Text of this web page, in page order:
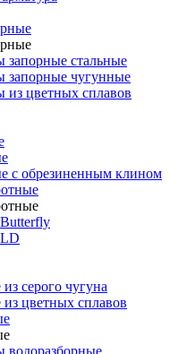
запорные стальные
запорные чугунные
из цветных сплавов
с обрезиненным клином
серого чугуна
цветных сплавов
водоразборные